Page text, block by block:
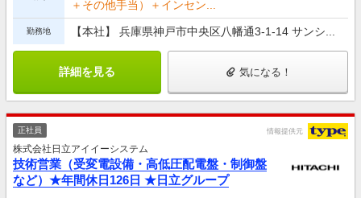
＋その他手当）＋インセン...
勤務地 【本社】 兵庫県神戸市中央区八幡通3-1-14 サンシ...
詳細を見る 気になる！
正社員 情報提供元
株式会社日立アイイーシステム
技術営業（受変電設備・高低圧配電盤・制御盤
など）★年間休日126日 ★日立グループ